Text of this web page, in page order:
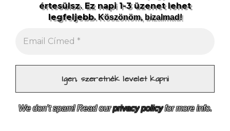
értesülsz. Ez napi 1-3 üzenet lehet
legfeljebb.Köszönöm, bizalmad!
We don’t spam! Read ourprivacy policyfor more info.